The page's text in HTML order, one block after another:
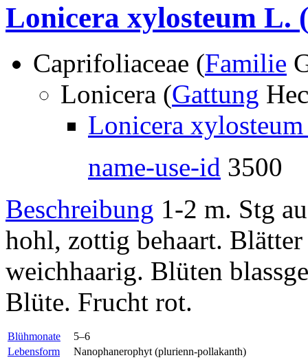
Lonicera xylosteum L.
Caprifoliaceae (Familie
Lonicera (Gattung
Lonicera
name-use-id 3500
Beschreibung 1-2 m. Stg
hohl, zottig behaart.
weichhaarig. Blüten
Blüte. Frucht rot.
Blühmonate
5–6
Lebensform
Nanophanerophyt (plurienn-pollakanth)